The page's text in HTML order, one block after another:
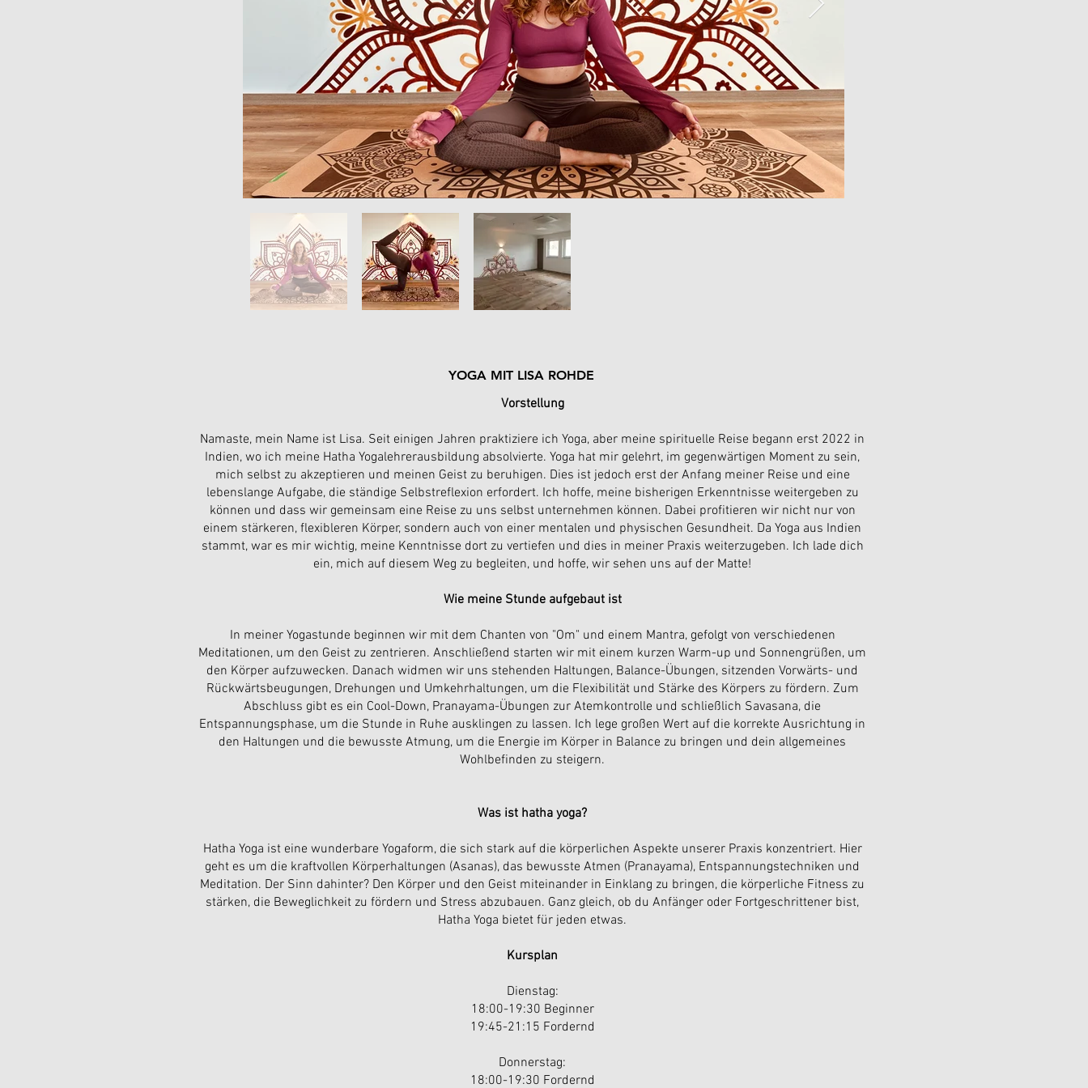
YOGA MIT LISA ROHDE
Vorstellung
Namaste, mein Name ist Lisa. Seit einigen Jahren praktiziere ich Yoga, aber meine spirituelle Reise begann erst 2022 in
Indien, wo ich meine Hatha Yogalehrerausbildung absolvierte. Yoga hat mir gelehrt, im gegenwärtigen Moment zu sein,
mich selbst zu akzeptieren und meinen Geist zu beruhigen. Dies ist jedoch erst der Anfang meiner Reise und eine
lebenslange Aufgabe, die ständige Selbstreflexion erfordert. Ich hoffe, meine bisherigen Erkenntnisse weitergeben zu
können und dass wir gemeinsam eine Reise zu uns selbst unternehmen können. Dabei profitieren wir nicht nur von
einem stärkeren, flexibleren Körper, sondern auch von einer mentalen und physischen Gesundheit. Da Yoga aus Indien
stammt, war es mir wichtig, meine Kenntnisse dort zu vertiefen und dies in meiner Praxis weiterzugeben. Ich lade dich
ein, mich auf diesem Weg zu begleiten, und hoffe, wir sehen uns auf der Matte!
Wie meine Stunde aufgebaut ist
In meiner Yogastunde beginnen wir mit dem Chanten von "Om" und einem Mantra, gefolgt von verschiedenen
Meditationen, um den Geist zu zentrieren. Anschließend starten wir mit einem kurzen Warm-up und Sonnengrüßen, um
den Körper aufzuwecken. Danach widmen wir uns stehenden Haltungen, Balance-Übungen, sitzenden Vorwärts- und
Rückwärtsbeugungen, Drehungen und Umkehrhaltungen, um die Flexibilität und Stärke des Körpers zu fördern. Zum
Abschluss gibt es ein Cool-Down, Pranayama-Übungen zur Atemkontrolle und schließlich Savasana, die
Entspannungsphase, um die Stunde in Ruhe ausklingen zu lassen. Ich lege großen Wert auf die korrekte Ausrichtung in
den Haltungen und die bewusste Atmung, um die Energie im Körper in Balance zu bringen und dein allgemeines
Wohlbefinden zu steigern.
Was ist hatha yoga?
Hatha Yoga ist eine wunderbare Yogaform, die sich stark auf die körperlichen Aspekte unserer Praxis konzentriert. Hier
geht es um die kraftvollen Körperhaltungen (Asanas), das bewusste Atmen (Pranayama), Entspannungstechniken und
Meditation. Der Sinn dahinter? Den Körper und den Geist miteinander in Einklang zu bringen, die körperliche Fitness zu
stärken, die Beweglichkeit zu fördern und Stress abzubauen. Ganz gleich, ob du Anfänger oder Fortgeschrittener bist,
Hatha Yoga bietet für jeden etwas.
Kursplan
Dienstag:
18:00-19:30 Beginner
19:45-21:15 Fordernd
Donnerstag:
18:00-19:30 Fordernd